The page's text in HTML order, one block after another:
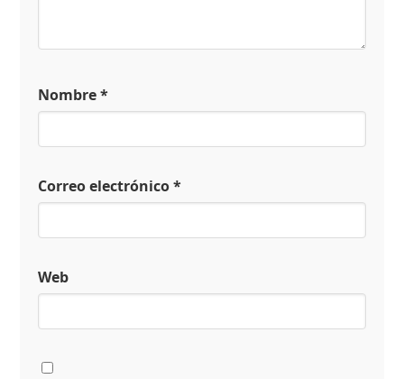
Nombre*
Correo electrónico*
Web